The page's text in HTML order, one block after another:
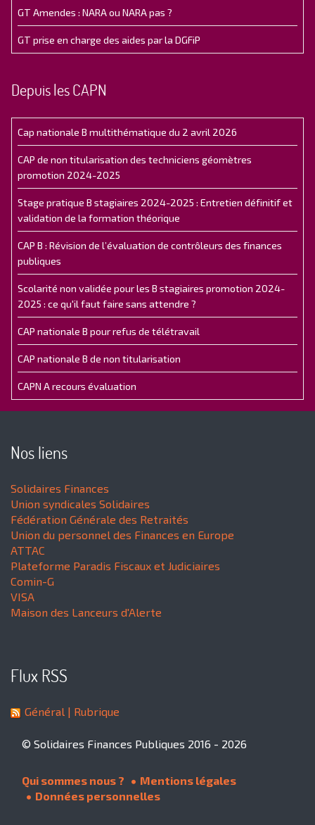
GT Amendes : NARA ou NARA pas ?
GT prise en charge des aides par la DGFiP
Depuis les CAPN
Cap nationale B multithématique du 2 avril 2026
CAP de non titularisation des techniciens géomètres
promotion 2024-2025
Stage pratique B stagiaires 2024-2025 : Entretien définitif et
validation de la formation théorique
CAP B : Révision de l’évaluation de contrôleurs des finances
publiques
Scolarité non validée pour les B stagiaires promotion 2024-
2025 : ce qu'il faut faire sans attendre ?
CAP nationale B pour refus de télétravail
CAP nationale B de non titularisation
CAPN A recours évaluation
Nos liens
Solidaires Finances
Union syndicales Solidaires
Fédération Générale des Retraités
Union du personnel des Finances en Europe
ATTAC
Plateforme Paradis Fiscaux et Judiciaires
Comin-G
VISA
Maison des Lanceurs d'Alerte
Flux RSS
Général | Rubrique
© Solidaires Finances Publiques 2016 - 2026
Qui sommes nous ?
Mentions légales
Données personnelles